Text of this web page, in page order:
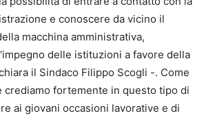
e conoscere da vicino il
macchina amministrativa,
delle istituzioni a favore della
il Sindaco Filippo Scogli -. Come
crediamo fortemente in questo tipo di
ai giovani occasioni lavorative e di